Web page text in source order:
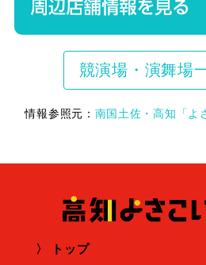
競演場・演舞場
情報参照元： 南国土佐・高知「よ
トップ